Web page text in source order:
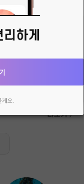
소식
여름휴가는 태백 용연동굴속으로~~~~ 13도 와우~~~ 춥다 추워요 여름나기~~
더보기 〉
닫기
게요.